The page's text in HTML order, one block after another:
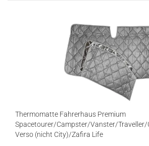
Thermomatte Fahrerhaus Premium
Spacetourer/Campster/Vanster/
Verso (nicht City)/Zafira Life